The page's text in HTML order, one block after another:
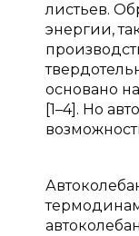
листьев.
энергии,
основано
[1–4]. Но